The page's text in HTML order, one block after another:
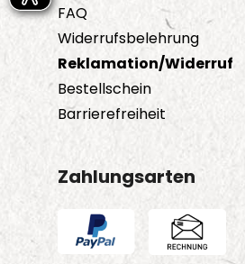
FAQ
Widerrufsbelehrung
Reklamation/Widerruf
Bestellschein
Barrierefreiheit
Zahlungsarten